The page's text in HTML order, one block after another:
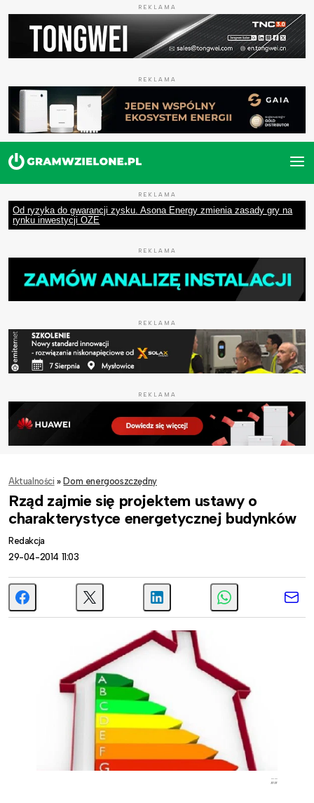
REKLAMA
REKLAMA
REKLAMA
Od ryzyka do gwarancji zysku. Asona Energy zmienia zasady gry na
rynku inwestycji OZE
REKLAMA
REKLAMA
REKLAMA
Aktualności » Dom energooszczędny
Rząd zajmie się projektem ustawy o
charakterystyce energetycznej budynków
Redakcja
29-04-2014 11:03
;;;;